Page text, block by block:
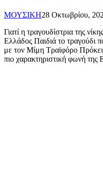
ΜΟΥΣΙΚΗ28 Οκτωβρίου,
Γιατί η τραγουδίστρια της
Ελλάδος Παιδιά το τραγούδι
με τον Μίμη Τραϊφόρο
πιο χαρακτηριστική φωνή